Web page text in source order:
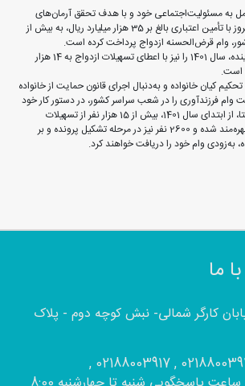
به مسئولیت‌اجتماعی خود و با هدف تحقق آرمان‌های
تا به‌امروز با تأمین اعتباری بالغ بر 35 هزار میلیارد ریال، به بیش از
با همین رویکرد، بانک آینده، سال 1401 را نیز با اعطای تسهیلات ازدواج به 14 هزار
است.
کیان خانواده و به‌دنبال اجرای قانون حمایت از خانواده
فرزندآوری را در شعب سراسر کشور، در دستور کار خود
قرار داده و در همین راستا، از ابتدای سال 1401، بیش از 15 هزار نفر از تسهیلات
فرزندآوری بانک آینده، بهره‌مند شده‌ و 2600 ‌نفر نیز در مرحله تشکیل پرونده و بر
وام خود را دریافت خواهند کرد.
ما
کارگر شمالی- نبش کوچه دوم - پلاک
شماره تماس : 02188003916 , 02188003917 ,